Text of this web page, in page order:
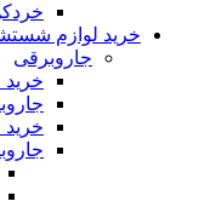
خرید لوازم
جاروبرقی
خرید